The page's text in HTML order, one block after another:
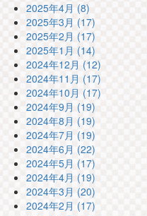
2025年4月 (8)
2025年3月 (17)
2025年2月 (17)
2025年1月 (14)
2024年12月 (12)
2024年11月 (17)
2024年10月 (17)
2024年9月 (19)
2024年8月 (19)
2024年7月 (19)
2024年6月 (22)
2024年5月 (17)
2024年4月 (19)
2024年3月 (20)
2024年2月 (17)